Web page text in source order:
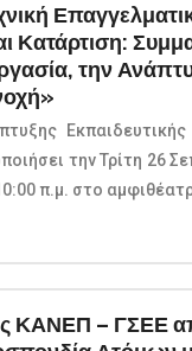
Κατάρτιση:
την
Εκπαιδευτικής
την Τρίτη 26
π.μ. στο
ΚΑΝΕΠ – ΓΣΕΕ